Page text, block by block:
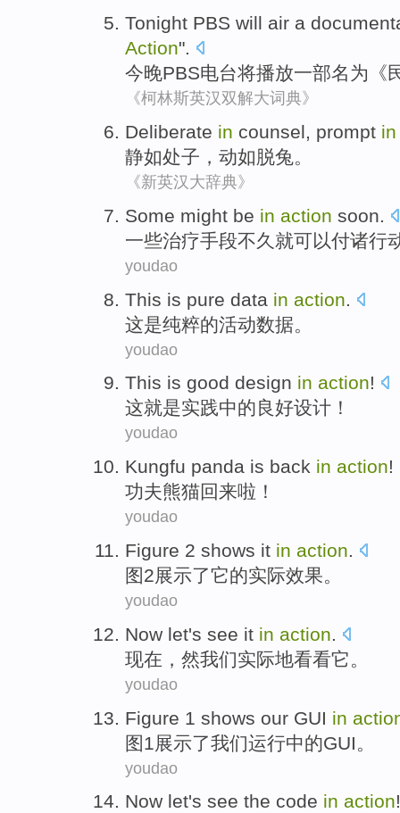
Tonight PBS will air a
Action".
今晚PBS电台将播放一部名为
《柯林斯英汉双解大词典》
Deliberate in counsel, prompt
静如处子 ，动如脱兔。
《新英汉大辞典》
Some might be in action soon.
一些治疗手段不久就可以付诸行
youdao
This is pure data in action
这是纯粹的活动数据。
youdao
This is good design in action!
这就是实践中的良好设计 ！
youdao
Kungfu panda is back in action!
功夫熊猫回来啦！
youdao
Figure 2 shows it in action.
图2展示了它的实际效果。
youdao
Now let's see it in action.
现在 ， 然我们实际地看看它。
youdao
Figure 1 shows our GUI in
图 1 展示了我们运行中的GUI 。
youdao
Now let's see the code in action!